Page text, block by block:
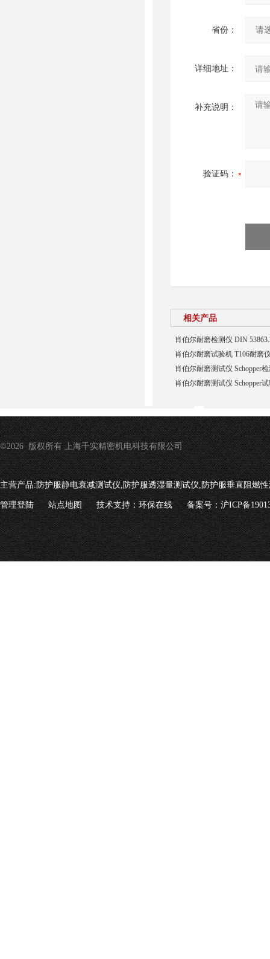
省份：
详细地址：
补充说明：
验证码：
相关产品
肖伯尔耐磨检测仪 DIN
肖伯尔耐磨试验机 T106耐磨
肖伯尔耐磨测试仪 Schopper
肖伯尔耐磨测试仪 Schopper
©2026 版权所有 上海千实精密机电科技有限公司
主营产品:防护服静电衰减测试仪,防护服透湿量测试仪,防护服垂直阻燃
管理登陆 站点地图 技术支持：环保在线 备案号：沪ICP备